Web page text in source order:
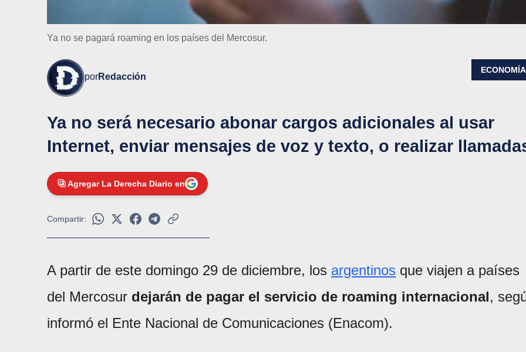
Ya no se pagará roaming en los países del Mercosur.
porRedacción
ECONOMÍA
Ya no será necesario abonar cargos adicionales al usar
Internet, enviar mensajes de voz y texto, o realizar
Agregar La Derecha Diario en
Compartir:
A partir de este domingo 29 de diciembre, los argentinos que viajen a países
del Mercosur dejarán de pagar el servicio de roaming internacional,
informó el Ente Nacional de Comunicaciones (Enacom).